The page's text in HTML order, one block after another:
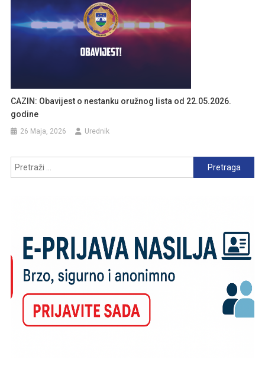
CAZIN: Obavijest o nestanku oružnog lista od 22.05.2026.
godine
26 Maja, 2026 Urednik
Pretraga: